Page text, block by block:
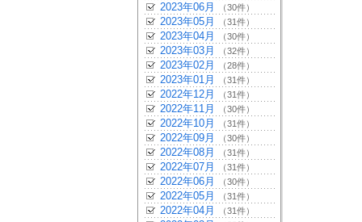
2023年06月 （30件）
2023年05月 （31件）
2023年04月 （30件）
2023年03月 （32件）
2023年02月 （28件）
2023年01月 （31件）
2022年12月 （31件）
2022年11月 （30件）
2022年10月 （31件）
2022年09月 （30件）
2022年08月 （31件）
2022年07月 （31件）
2022年06月 （30件）
2022年05月 （31件）
2022年04月 （31件）